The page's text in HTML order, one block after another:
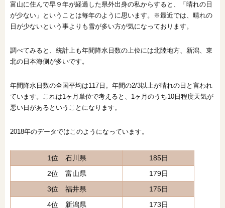
富山に住んで早９年が経過した県外出身の私からすると、「晴れの日
が少ない」ということは毎年のように思います。※最近では、晴れの
日が少ないという事よりも雪が多い方が気になっております。
調べてみると、統計上も年間降水日数の上位には北陸地方、新潟、東
北の日本海側が多いです。
年間降水日数の全国平均は117日。年間の2/3以上が晴れの日と言われ
ています。これは1ヶ月単位で考えると、1ヶ月のうち10日程度天気が
悪い日があるということになります。
2018年のデータではこのようになっています。
1位 石川県
185日
2位 富山県
179日
3位 福井県
175日
4位 新潟県
173日